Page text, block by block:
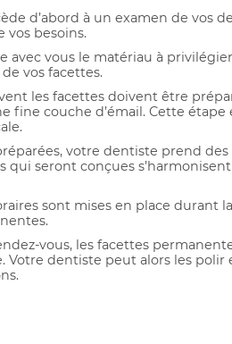
d’abord à un examen de vos
vos besoins.
avec vous le matériau à
vos facettes.
les facettes doivent être
fine couche d’émail. Cette étape
votre dentiste prend
qui seront conçues
sont mises en place durant
vous, les facettes
Votre dentiste peut alors les polir